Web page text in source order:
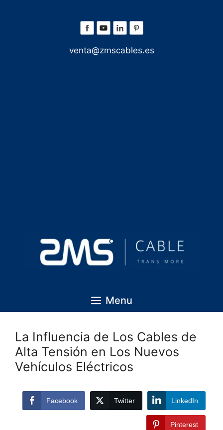
venta@zmscables.es
Menu
La Influencia de Los Cables de
Alta Tensión en Los Nuevos
Vehículos Eléctricos
Facebook Twitter LinkedIn
Pinterest